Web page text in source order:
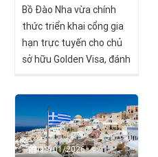
Bồ Đào Nha vừa chính
thức triển khai cổng gia
hạn trực tuyến cho chủ
sở hữu Golden Visa, đánh
trọng trong quá trình cải
cách hành chính và hiện
đại hóa các thủ tục di trú.
19/01/2026